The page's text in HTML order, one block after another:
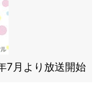
7月より放送開始